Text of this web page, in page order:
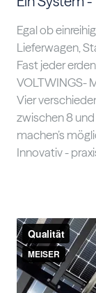
Egal ob
Lieferwagen,
Fast jeder
VOLTWINGS-
Vier
zwischen 8
machen’s
Innovativ -